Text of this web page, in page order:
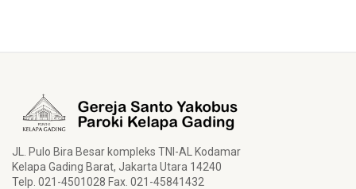
JL. Pulo Bira Besar kompleks TNI-AL Kodamar
Kelapa Gading Barat, Jakarta Utara 14240
Telp. 021-4501028 Fax. 021-45841432